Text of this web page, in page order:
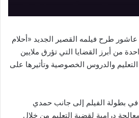
طرح فيلمه القصير الجديد «أحلام
من أبرز القضايا التي تؤرق ملايين
والدروس الخصوصية وتأثيرها على
في بطولة الفيلم إلى جانب حمدي
درامية لقضية التعليم من خلال